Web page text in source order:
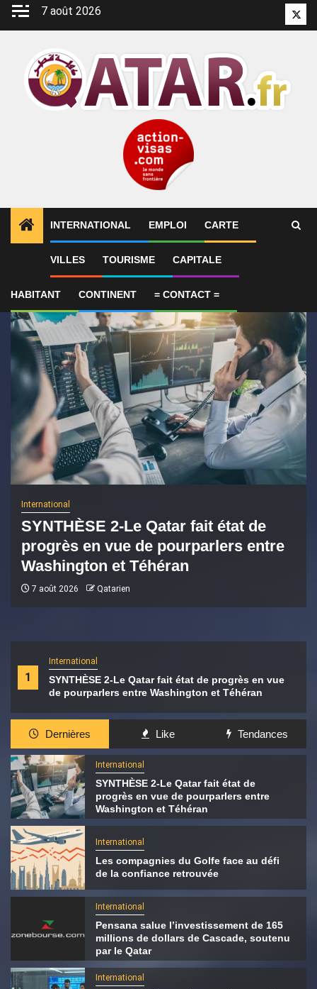
Aller
7 août 2026
INTERNATIONAL EMPLOI CARTE
VILLES TOURISME CAPITALE
HABITANT CONTINENT = CONTACT =
ALERTES INFO 1 SYNTHÈSE 2-Le Qatar fait état
1
International
SYNTHÈSE 2-Le Qatar fait état de progrès en vue
de pourparlers entre Washington et Téhéran
International
SYNTHÈSE 2-Le Qatar fait état de
progrès en vue de pourparlers entre
Washington et Téhéran
7 août 2026 Qatarien
Dernières Like Tendances
International
SYNTHÈSE 2-Le Qatar fait état de
progrès en vue de pourparlers entre
Washington et Téhéran
International
Les compagnies du Golfe face au défi
de la confiance retrouvée
International
Pensana salue l’investissement de 165
millions de dollars de Cascade, soutenu
par le Qatar
International